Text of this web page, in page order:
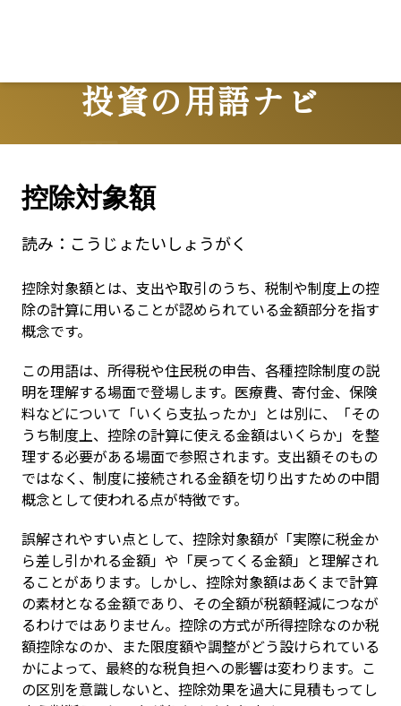
投資の用語ナビ
Terms
控除対象額
読み： こうじょたいしょうがく
控除対象額とは、支出や取引のうち、税制や制度上の控
除の計算に用いることが認められている金額部分を指す
概念です。
この用語は、所得税や住民税の申告、各種控除制度の説
明を理解する場面で登場します。医療費、寄付金、保険
料などについて「いくら支払ったか」とは別に、「その
うち制度上、控除の計算に使える金額はいくらか」を整
理する必要がある場面で参照されます。支出額そのもの
ではなく、制度に接続される金額を切り出すための中間
概念として使われる点が特徴です。
誤解されやすい点として、控除対象額が「実際に税金か
ら差し引かれる金額」や「戻ってくる金額」と理解され
ることがあります。しかし、控除対象額はあくまで計算
の素材となる金額であり、その全額が税額軽減につなが
るわけではありません。控除の方式が所得控除なのか税
額控除なのか、また限度額や調整がどう設けられている
かによって、最終的な税負担への影響は変わります。こ
の区別を意識しないと、控除効果を過大に見積もってし